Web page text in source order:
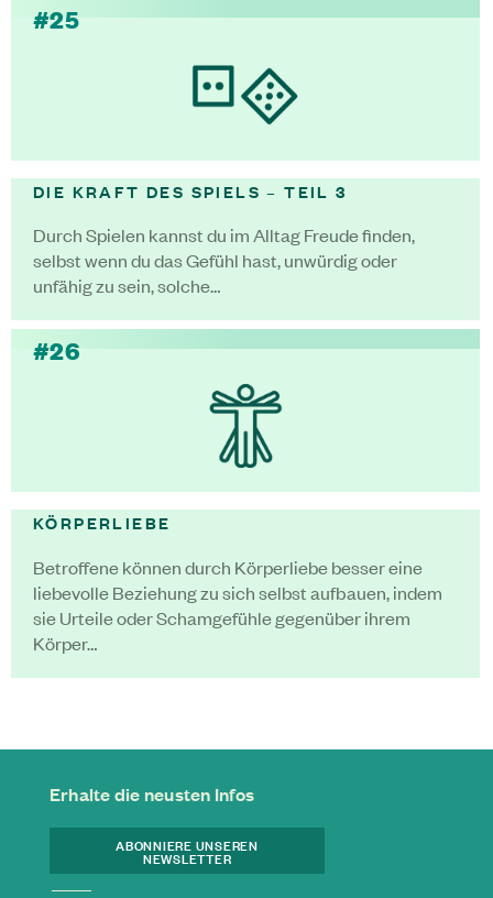
#25
DIE KRAFT DES SPIELS – TEIL 3
Durch Spielen kannst du im Alltag Freude finden,
selbst wenn du das Gefühl hast, unwürdig oder
unfähig zu sein, solche…
#26
KÖRPERLIEBE
Betroffene können durch Körperliebe besser eine
liebevolle Beziehung zu sich selbst aufbauen, indem
sie Urteile oder Schamgefühle gegenüber ihrem
Körper…
Erhalte die neusten Infos
ABONNIERE UNSEREN
NEWSLETTER